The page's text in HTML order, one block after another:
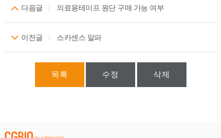
다음글 의료용테이프 원단 구매 가능 여부
이전글 스카센스 알파
목록 수정 삭제